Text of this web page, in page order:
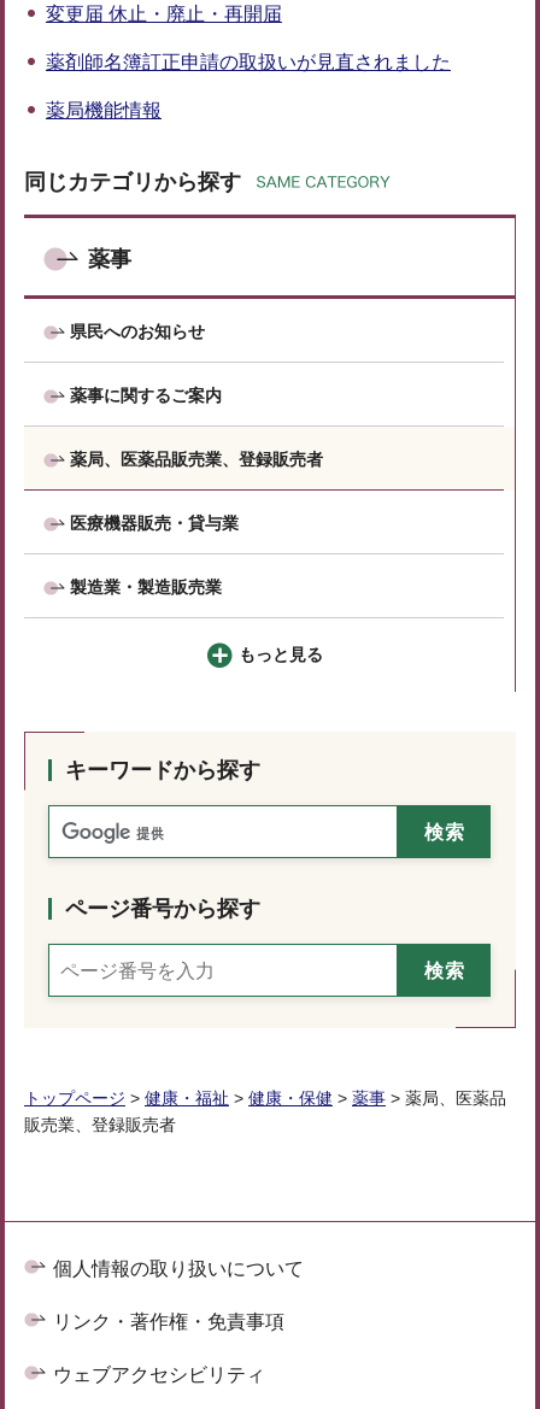
変更届 休止・廃止・再開届
薬剤師名簿訂正申請の取扱いが見直されました
薬局機能情報
同じカテゴリから探す
薬事
県民へのお知らせ
薬事に関するご案内
薬局、医薬品販売業、登録販売者
医療機器販売・貸与業
製造業・製造販売業
もっと見る
キーワードから探す
ページ番号から探す
トップページ > 健康・福祉 > 健康・保健 > 薬事 > 薬局、医薬品
販売業、登録販売者
個人情報の取り扱いについて
リンク・著作権・免責事項
ウェブアクセシビリティ